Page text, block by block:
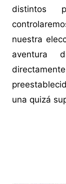
distintos
nuestra
aventura
una quizá